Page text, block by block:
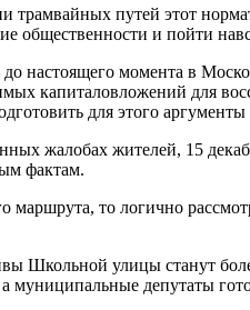
трамвайных путей этот
общественности и пойти
настоящего момента в
капиталовложений для
для этого
жалобах жителей, 15
фактам.
маршрута, то логично
Школьной улицы станут
муниципальные депутаты